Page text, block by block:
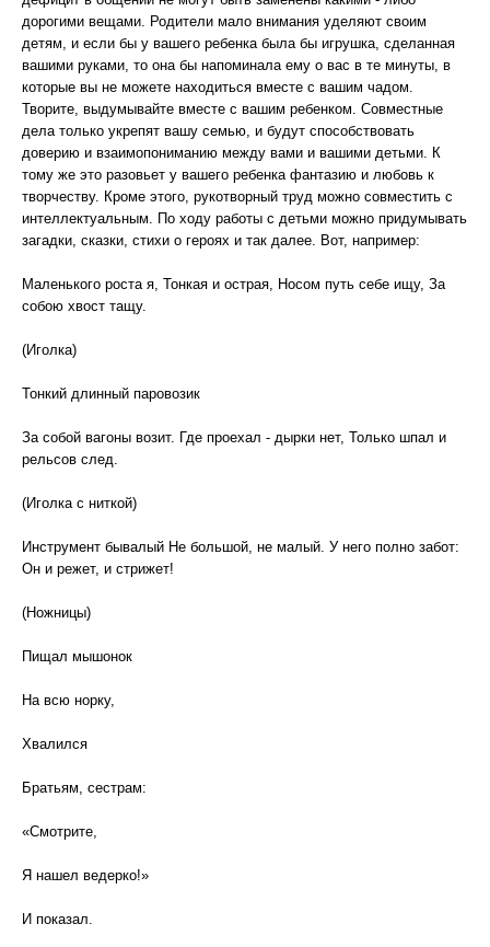
дорогими вещами. Родители мало внимания уделяют своим
детям, и если бы у вашего ребенка была бы игрушка, сделанная
вашими руками, то она бы напоминала ему о вас в те минуты, в
которые вы не можете находиться вместе с вашим чадом.
Творите, выдумывайте вместе с вашим ребенком. Совместные
дела только укрепят вашу семью, и будут способствовать
доверию и взаимопониманию между вами и вашими детьми. К
тому же это разовьет у вашего ребенка фантазию и любовь к
творчеству. Кроме этого, рукотворный труд можно совместить с
интеллектуальным. По ходу работы с детьми можно придумывать
загадки, сказки, стихи о героях и так далее. Вот, например:
Маленького роста я, Тонкая и острая, Носом путь себе ищу, За
собою хвост тащу.
(Иголка)
Тонкий длинный паровозик
За собой вагоны возит. Где проехал - дырки нет, Только шпал и
рельсов след.
(Иголка с ниткой)
Инструмент бывалый Не большой, не малый. У него полно забот:
Он и режет, и стрижет!
(Ножницы)
Пищал мышонок
На всю норку,
Хвалился
Братьям, сестрам:
«Смотрите,
Я нашел ведерко!»
И показал.